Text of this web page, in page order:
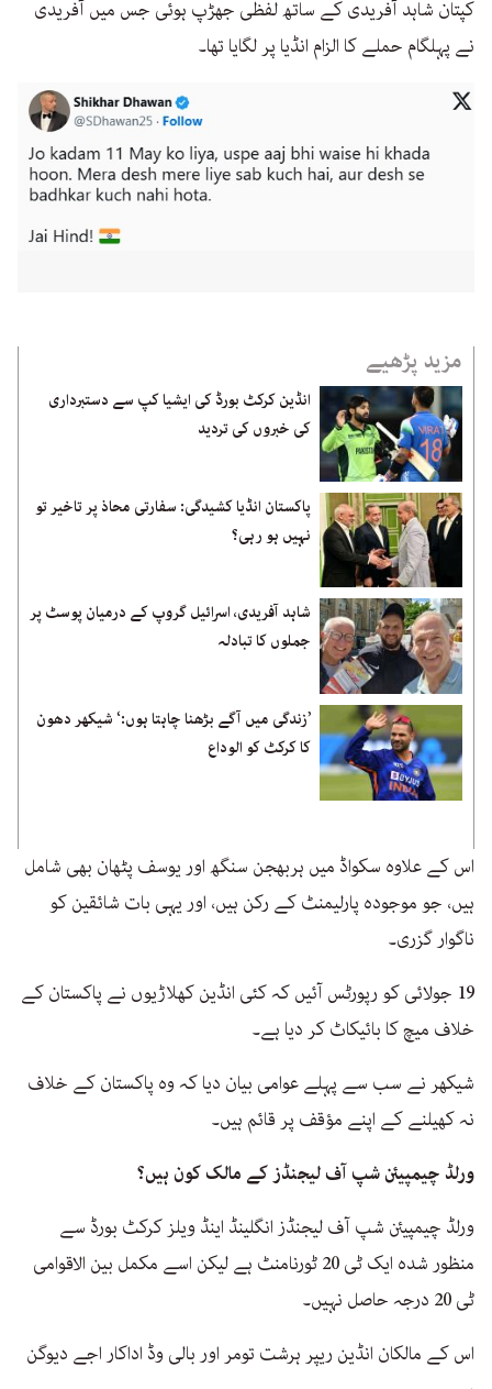
کپتان شاہد آفریدی کے ساتھ لفظی جھڑپ ہوئی جس میں آفریدی
نے پہلگام حملے کا الزام انڈیا پر لگایا تھا۔
مزید پڑھیے
انڈین کرکٹ بورڈ کی ایشیا کپ سے دستبرداری
کی خبروں کی تردید
پاکستان انڈیا کشیدگی: سفارتی محاذ پر تاخیر تو
نہیں ہو رہی؟
شاہد آفریدی، اسرائیل گروپ کے درمیان پوسٹ پر
جملوں کا تبادلہ
’زندگی میں آگے بڑھنا چاہتا ہوں:‘ شیکھر دھون
کا کرکٹ کو الوداع
اس کے علاوہ سکواڈ میں ہربھجن سنگھ اور یوسف پٹھان بھی شامل
ہیں، جو موجودہ پارلیمنٹ کے رکن ہیں، اور یہی بات شائقین کو
ناگوار گزری۔
19 جولائی کو رپورٹس آئیں کہ کئی انڈین کھلاڑیوں نے پاکستان کے
خلاف میچ کا بائیکاٹ کر دیا ہے۔
شیکھر نے سب سے پہلے عوامی بیان دیا کہ وہ پاکستان کے خلاف
نہ کھیلنے کے اپنے مؤقف پر قائم ہیں۔
ورلڈ چیمپیئن شپ آف لیجنڈز کے مالک کون ہیں؟
ورلڈ چیمپیئن شپ آف لیجنڈز انگلینڈ اینڈ ویلز کرکٹ بورڈ سے
منظور شدہ ایک ٹی 20 ٹورنامنٹ ہے لیکن اسے مکمل بین الاقوامی
ٹی 20 درجہ حاصل نہیں۔
اس کے مالکان انڈین ریپر ہرشت تومر اور بالی وڈ اداکار اجے دیوگن